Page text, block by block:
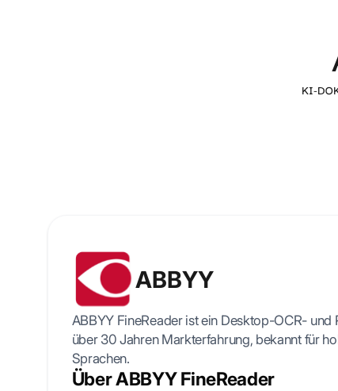
KI-
ABBYY
ABBYY FineReader ist ein Desktop-OCR-
über 30 Jahren Markterfahrung, bekannt für
Sprachen.
Über ABBYY FineReader